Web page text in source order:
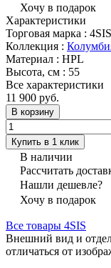
Хочу в подарок
Характеристики
Торговая марка : 4SIS
Коллекция :
Материал : HPL
Высота, см : 55
Все характеристики
11 900 руб.
В корзину
Купить в 1 клик
В наличии
Рассчитать
Нашли дешевле?
Хочу в подарок
Все товары 4SIS
Внешний вид и
отличаться от